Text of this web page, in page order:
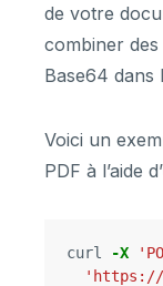
de votre
combiner des
Base64 dans
Voici un
PDF à l’aide
curl -X
'https://